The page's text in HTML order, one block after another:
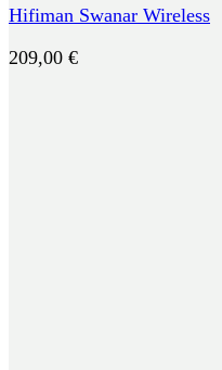
Hifiman Swanar Wireless
209,00 €